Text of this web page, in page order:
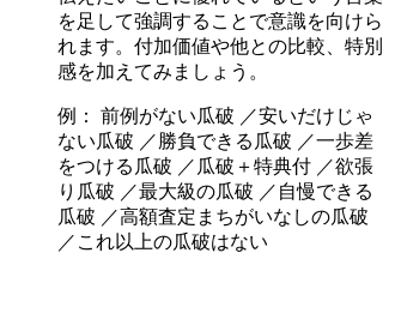
を足して強調することで意識を向けら
れます。付加価値や他との比較、特別
感を加えてみましょう。
例： 前例がない瓜破 ／安いだけじゃ
ない瓜破 ／勝負できる瓜破 ／一歩差
をつける瓜破 ／瓜破＋特典付 ／欲張
り瓜破 ／最大級の瓜破 ／自慢できる
瓜破 ／高額査定まちがいなしの瓜破
／これ以上の瓜破はない